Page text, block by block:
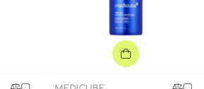
за допомогою e-mail